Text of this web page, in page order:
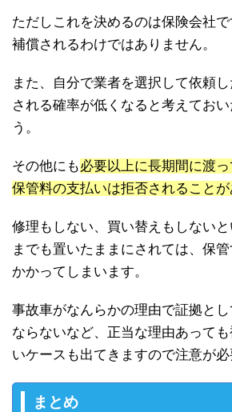
ただしこれを決めるのは保険会社
補償されるわけではありません。
また、自分で業者を選択して依頼
される確率が低くなると考えてお
う。
その他にも必要以上に長期間に渡
保管料の支払いは拒否されることが
修理もしない、買い替えもしない
までも置いたままにされては、保
かかってしまいます。
事故車がなんらかの理由で証拠と
ならないなど、正当な理由あって
いケースも出てきますので注意が必
まとめ